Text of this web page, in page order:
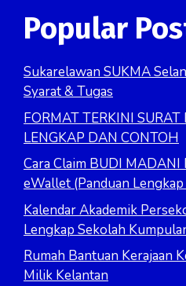
Popular
Sukarelawan SUKMA
Syarat & Tugas
FORMAT TERKINI
LENGKAP DAN CONTOH
Cara Claim BUDI MADANI
eWallet (Panduan
Kalendar Akademik
Lengkap Sekolah
Rumah Bantuan Kerajaan
Milik Kelantan